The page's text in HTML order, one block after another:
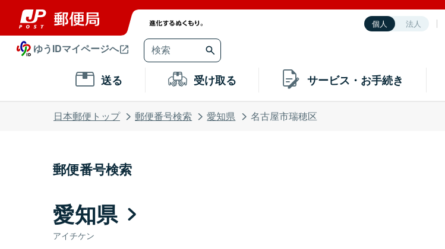
個人 法人
ゆうIDマイページへ
送る 受け取る サービス・お手続き
日本郵便トップ 郵便番号検索 愛知県 名古屋市瑞穂区
郵便番号検索
愛知県
アイチケン